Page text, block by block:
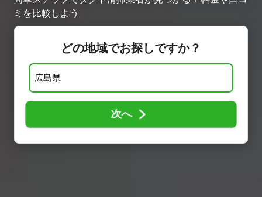
ミを比較しよう
どの地域でお探しですか？
次へ